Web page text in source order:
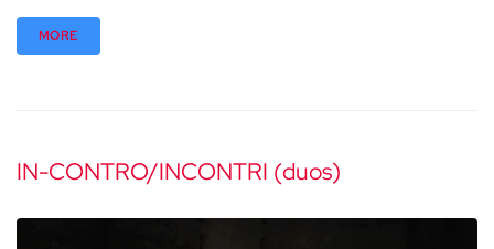
MORE
IN-CONTRO/INCONTRI (duos)